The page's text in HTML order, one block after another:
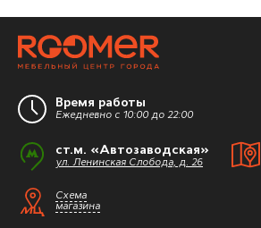
Время работы
Ежедневно с 10:00 до 22:00
ст.м. «Автозаводская»
ул. Ленинская Слобода, д. 26
Схема
магазина